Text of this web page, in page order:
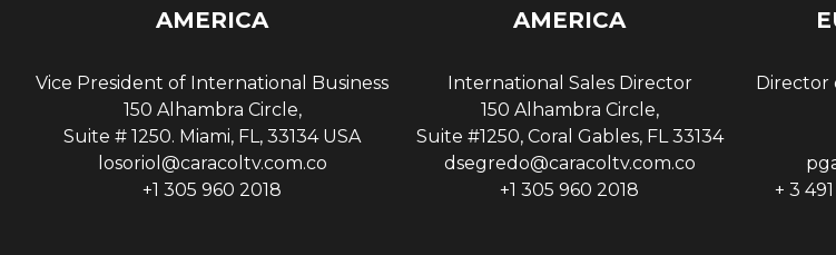
AMERICA
Vice President of International Business
150 Alhambra Circle,
Suite # 1250. Miami, FL, 33134 USA
losoriol@caracoltv.com.co
+1 305 960 2018
AMERICA
International Sales Director
150 Alhambra Circle,
Suite #1250, Coral Gables, FL 33134
dsegredo@caracoltv.com.co
+1 305 960 2018
Director
+ 3